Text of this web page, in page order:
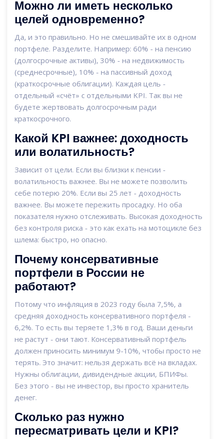
Можно ли иметь несколько
целей одновременно?
Да, и это правильно. Но не смешивайте их в одном
портфеле. Разделите. Например: 60% - на пенсию
(долгосрочные активы), 30% - на недвижимость
(среднесрочные), 10% - на пассивный доход
(краткосрочные облигации). Каждая цель -
отдельный «счёт» с отдельными KPI. Так вы не
будете жертвовать долгосрочным ради
краткосрочного.
Какой KPI важнее: доходность
или волатильность?
Зависит от цели. Если вы близки к пенсии -
волатильность важнее. Вы не можете позволить
себе потерю 20%. Если вы 25 лет - доходность
важнее. Вы можете пережить просадку. Но оба
показателя нужно отслеживать. Высокая доходность
без контроля риска - это как ехать на мотоцикле без
шлема: быстро, но опасно.
Почему консервативные
портфели в России не
работают?
Потому что инфляция в 2023 году была 7,5%, а
средняя доходность консервативного портфеля -
6,2%. То есть вы теряете 1,3% в год. Ваши деньги
не растут - они тают. Консервативный портфель
должен приносить минимум 9-10%, чтобы просто не
терять. Это значит: нельзя держать всё на вкладах.
Нужны облигации, дивидендные акции, БПИФы.
Без этого - вы не инвестор, вы просто хранитель
денег.
Сколько раз нужно
пересматривать цели и KPI?